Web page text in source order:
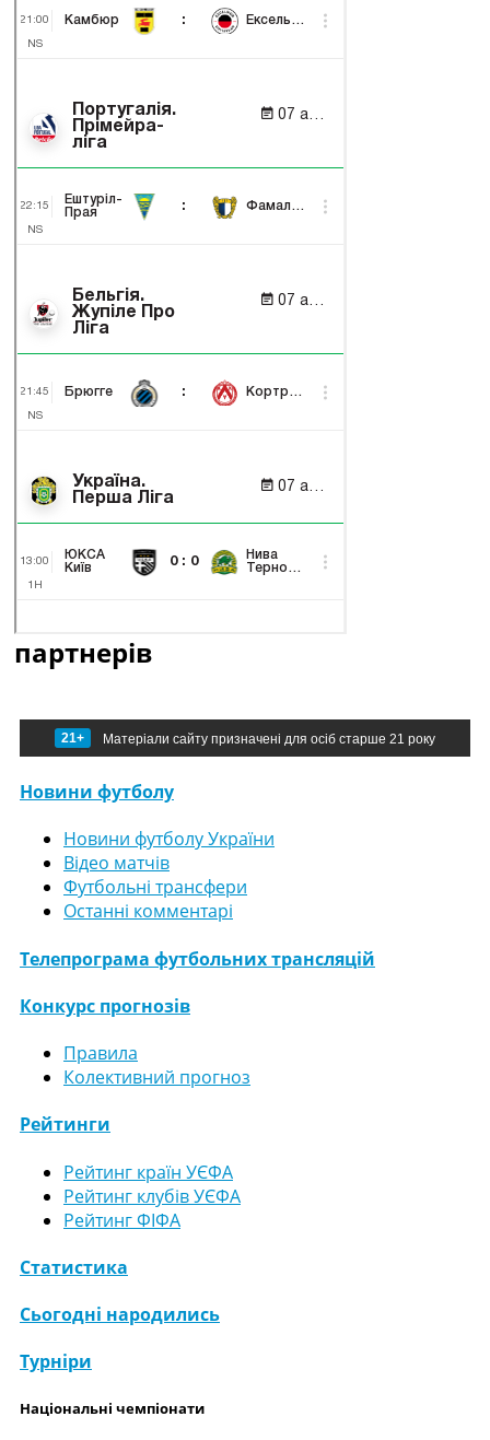
партнерів
21+ Матеріали сайту призначені для осіб старше 21 року
Новини футболу
Новини футболу України
Відео матчів
Футбольні трансфери
Останні комментарі
Телепрограма футбольних трансляцій
Конкурс прогнозів
Правила
Колективний прогноз
Рейтинги
Рейтинг країн УЄФА
Рейтинг клубів УЄФА
Рейтинг ФІФА
Статистика
Сьогодні народились
Турніри
Національні чемпіонати